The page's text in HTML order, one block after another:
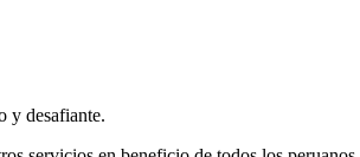
y desafiante.